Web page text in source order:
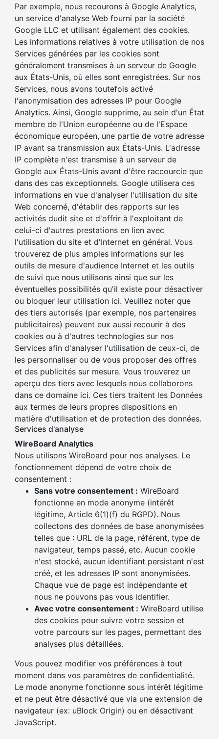
Par exemple, nous recourons à Google Analytics,
un service d'analyse Web fourni par la société
Google LLC et utilisant également des cookies.
Les informations relatives à votre utilisation de nos
Services générées par les cookies sont
généralement transmises à un serveur de Google
aux États-Unis, où elles sont enregistrées. Sur nos
Services, nous avons toutefois activé
l'anonymisation des adresses IP pour Google
Analytics. Ainsi, Google supprime, au sein d'un État
membre de l'Union européenne ou de l'Espace
économique européen, une partie de votre adresse
IP avant sa transmission aux États-Unis. L'adresse
IP complète n'est transmise à un serveur de
Google aux États-Unis avant d'être raccourcie que
dans des cas exceptionnels. Google utilisera ces
informations en vue d'analyser l'utilisation du site
Web concerné, d'établir des rapports sur les
activités dudit site et d'offrir à l'exploitant de
celui-ci d'autres prestations en lien avec
l'utilisation du site et d'Internet en général. Vous
trouverez de plus amples informations sur les
outils de mesure d'audience Internet et les outils
de suivi que nous utilisons ainsi que sur les
éventuelles possibilités qu'il existe pour désactiver
ou bloquer leur utilisation ici. Veuillez noter que
des tiers autorisés (par exemple, nos partenaires
publicitaires) peuvent eux aussi recourir à des
cookies ou à d'autres technologies sur nos
Services afin d'analyser l'utilisation de ceux-ci, de
les personnaliser ou de vous proposer des offres
et des publicités sur mesure. Vous trouverez un
aperçu des tiers avec lesquels nous collaborons
dans ce domaine ici. Ces tiers traitent les Données
aux termes de leurs propres dispositions en
matière d'utilisation et de protection des données.
Services d'analyse
WireBoard Analytics
Nous utilisons WireBoard pour nos analyses. Le
fonctionnement dépend de votre choix de
consentement :
Sans votre consentement : WireBoard
fonctionne en mode anonyme (intérêt
légitime, Article 6(1)(f) du RGPD). Nous
collectons des données de base anonymisées
telles que : URL de la page, référent, type de
navigateur, temps passé, etc. Aucun cookie
n'est stocké, aucun identifiant persistant n'est
créé, et les adresses IP sont anonymisées.
Chaque vue de page est indépendante et
nous ne pouvons pas vous identifier.
Avec votre consentement : WireBoard utilise
des cookies pour suivre votre session et
votre parcours sur les pages, permettant des
analyses plus détaillées.
Vous pouvez modifier vos préférences à tout
moment dans vos paramètres de confidentialité.
Le mode anonyme fonctionne sous intérêt légitime
et ne peut être désactivé que via une extension de
navigateur (ex: uBlock Origin) ou en désactivant
JavaScript.